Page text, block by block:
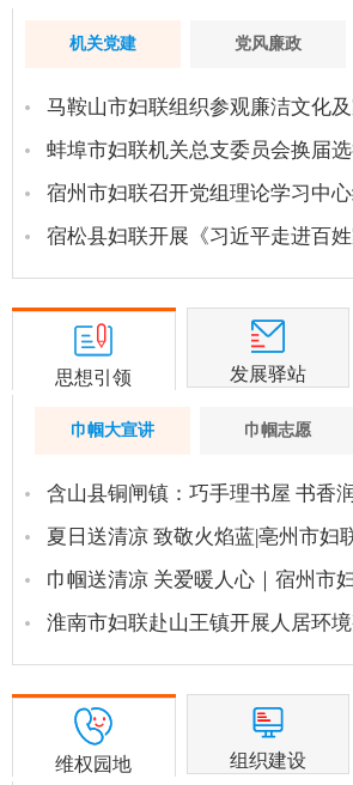
机关党建 党风廉政
马鞍山市妇联组织参观廉洁文化
蚌埠市妇联机关总支委员会换届
宿州市妇联召开党组理论学习中
宿松县妇联开展《习近平走进百
思想引领 发展驿站
巾帼大宣讲 巾帼志愿
含山县铜闸镇：巧手理书屋 书香
夏日送清凉 致敬火焰蓝|亳州市妇
巾帼送清凉 关爱暖人心｜宿州市
淮南市妇联赴山王镇开展人居环
维权园地 组织建设